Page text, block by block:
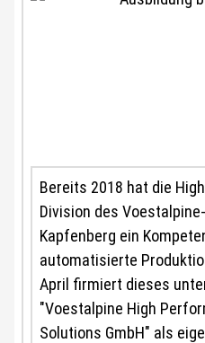
Bereits 2018 hat die
Division des
Kapfenberg ein
automatisierte
April firmiert dieses
"Voestalpine High
Solutions GmbH" als